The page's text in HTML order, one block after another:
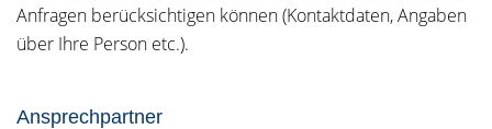
Anfragen berücksichtigen können (Kontaktdaten, Angaben
über Ihre Person etc.).
Ansprechpartner